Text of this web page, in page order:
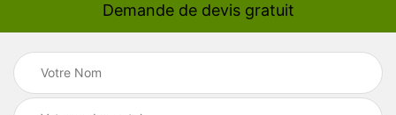
Demande de devis gratuit